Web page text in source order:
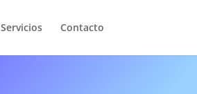
Servicios Contacto